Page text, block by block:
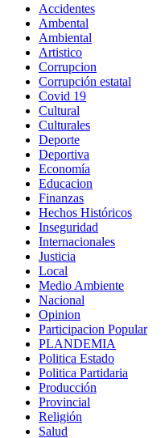
Accidentes
Ambental
Ambiental
Artistico
Corrupcion
Corrupción estatal
Covid 19
Cultural
Culturales
Deporte
Deportiva
Economía
Educacion
Finanzas
Hechos Históricos
Inseguridad
Internacionales
Justicia
Local
Medio Ambiente
Nacional
Opinion
Participacion Popular
PLANDEMIA
Politica Estado
Politica Partidaria
Producción
Provincial
Religión
Salud